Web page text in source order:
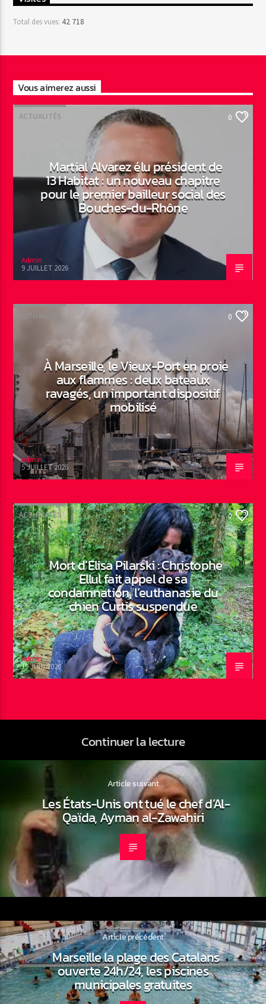
Total des vues:42 718
Vous aimerez aussi
ACTUALITÉS 0
Martial Alvarez élu président de
13 Habitat : un nouveau chapitre
pour le premier bailleur social des
Bouches-du-Rhône
Admin
9 JUILLET 2026
ACTUALITÉS 0
À Marseille, le Vieux-Port en proie
aux flammes : deux bateaux
ravagés, un important dispositif
mobilisé
Admin
5 JUILLET 2026
ACTUALITÉS 0
Mort d’Elisa Pilarski : Christophe
Ellul fait appel de sa
condamnation, l’euthanasie du
chien Curtis suspendue
Admin
19 JUIN 2026
Continuer la lecture
Article suivant
Les États-Unis ont tué le chef d’Al-
Qaïda, Ayman al-Zawahiri
Article précédent
Marseille la plage des Catalans
ouverte 24h/24, les piscines
municipales gratuites